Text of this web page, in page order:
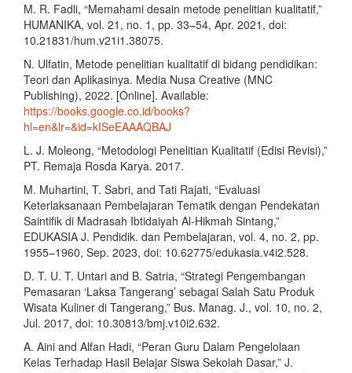
M. R. Fadli, “Memahami desain metode penelitian kualitatif,”
HUMANIKA, vol. 21, no. 1, pp. 33–54, Apr. 2021, doi:
10.21831/hum.v21i1.38075.
N. Ulfatin, Metode penelitian kualitatif di bidang pendidikan:
Teori dan Aplikasinya. Media Nusa Creative (MNC
Publishing), 2022. [Online]. Available:
https://books.google.co.id/books?
hl=en&lr=&id=kISeEAAAQBAJ
L. J. Moleong, “Metodologi Penelitian Kualitatif (Edisi Revisi),”
PT. Remaja Rosda Karya. 2017.
M. Muhartini, T. Sabri, and Tati Rajati, “Evaluasi
Keterlaksanaan Pembelajaran Tematik dengan Pendekatan
Saintifik di Madrasah Ibtidaiyah Al-Hikmah Sintang,”
EDUKASIA J. Pendidik. dan Pembelajaran, vol. 4, no. 2, pp.
1955–1960, Sep. 2023, doi: 10.62775/edukasia.v4i2.528.
D. T. U. T. Untari and B. Satria, “Strategi Pengembangan
Pemasaran ‘Laksa Tangerang’ sebagai Salah Satu Produk
Wisata Kuliner di Tangerang,” Bus. Manag. J., vol. 10, no. 2,
Jul. 2017, doi: 10.30813/bmj.v10i2.632.
A. Aini and Alfan Hadi, “Peran Guru Dalam Pengelolaan
Kelas Terhadap Hasil Belajar Siswa Sekolah Dasar,” J.